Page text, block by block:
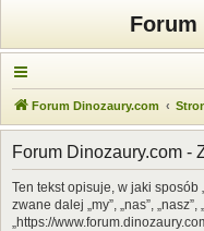
Forum
Forum Dinozaury.com
Forum Dinozaury.com -
Ten tekst opisuje, w jaki sposób
zwane dalej „my”, „nas”,
„https://